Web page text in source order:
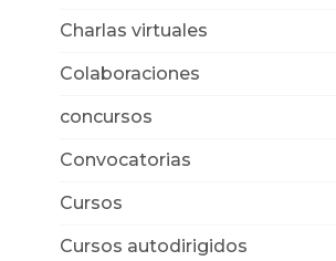
Charlas virtuales
Colaboraciones
concursos
Convocatorias
Cursos
Cursos autodirigidos